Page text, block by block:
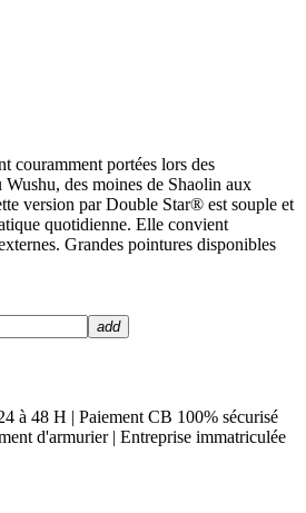
couramment portées lors des
des moines de Shaolin aux
version par Double Star® est souple et
quotidienne. Elle convient
Grandes pointures disponibles
add
à 48 H | Paiement CB 100% sécurisé
d'armurier | Entreprise immatriculée